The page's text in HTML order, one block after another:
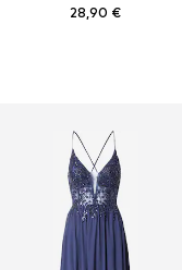
28,90 €